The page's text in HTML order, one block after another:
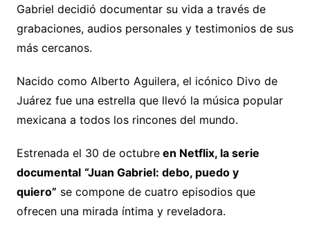
Gabriel decidió documentar su vida a través de
grabaciones, audios personales y testimonios de sus
más cercanos.
Nacido como Alberto Aguilera, el icónico Divo de
Juárez fue una estrella que llevó la música popular
mexicana a todos los rincones del mundo.
Estrenada el 30 de octubreen Netflix, la serie
documental “Juan Gabriel: debo, puedo y
quiero” se compone de cuatro episodios que
ofrecen una mirada íntima y reveladora.